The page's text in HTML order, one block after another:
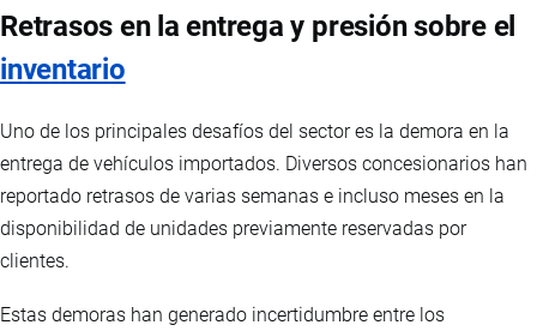
Retrasos en la entrega y presión sobre el
inventario
Uno de los principales desafíos del sector es la demora en la
entrega de vehículos importados. Diversos concesionarios han
reportado retrasos de varias semanas e incluso meses en la
disponibilidad de unidades previamente reservadas por
clientes.
Estas demoras han generado incertidumbre entre los